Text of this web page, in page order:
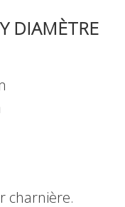
DIAMÈTRE
charnière.